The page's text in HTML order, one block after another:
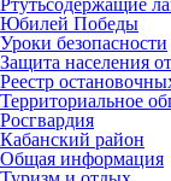
Ртутьсодержащие
Юбилей Победы
Уроки безопасности
Защита населения
Реестр
Территориальное
Росгвардия
Кабанский район
Общая информация